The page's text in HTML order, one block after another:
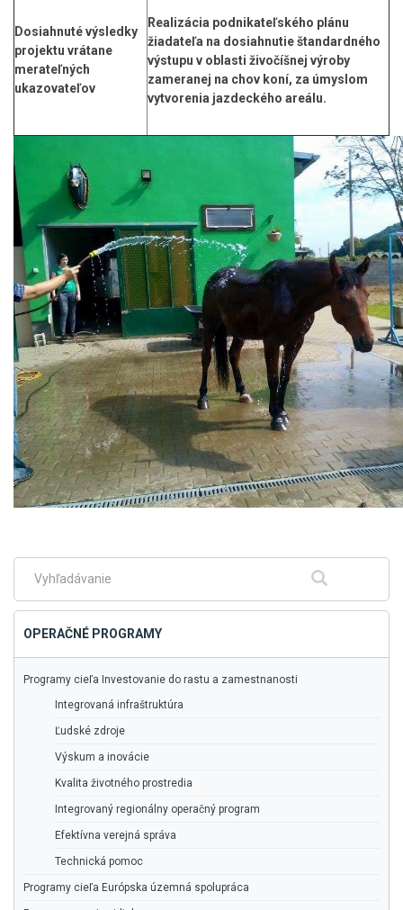
Dosiahnuté výsledky
projektu vrátane
merateľných
ukazovateľov
Realizácia podnikateľského plánu
žiadateľa na dosiahnutie štandardného
výstupu v oblasti živočíšnej výroby
zameranej na chov koní, za úmyslom
vytvorenia jazdeckého areálu.
hlavné
menu
Fulltextové
Hľadať
OPERAČNÉ PROGRAMY
Programy cieľa Investovanie do rastu a zamestnanosti
Integrovaná infraštruktúra
Ľudské zdroje
Výskum a inovácie
Kvalita životného prostredia
Integrovaný regionálny operačný program
Efektívna verejná správa
Technická pomoc
Programy cieľa Európska územná spolupráca